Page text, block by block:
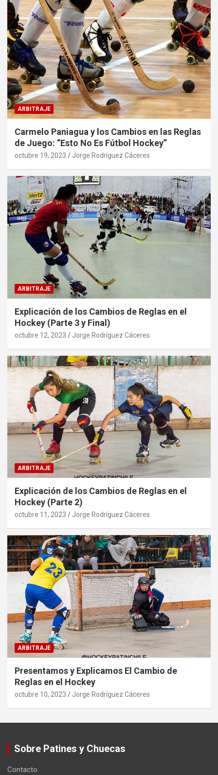
ARBITRAJE
Carmelo Paniagua y los Cambios en las Reglas
de Juego: “Esto No Es Fútbol Hockey”
octubre 19, 2023 Jorge Rodríguez Cáceres
ARBITRAJE
Explicación de los Cambios de Reglas en el
Hockey (Parte 3 y Final)
octubre 12, 2023 Jorge Rodríguez Cáceres
ARBITRAJE
Explicación de los Cambios de Reglas en el
Hockey (Parte 2)
octubre 11, 2023 Jorge Rodríguez Cáceres
ARBITRAJE
Presentamos y Explicamos El Cambio de
Reglas en el Hockey
octubre 10, 2023 Jorge Rodríguez Cáceres
Sobre Patines y Chuecas
Contacto